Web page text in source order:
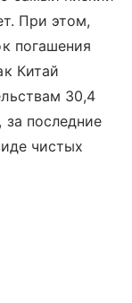
При этом,
погашения
Китай
30,4
последние
чистых